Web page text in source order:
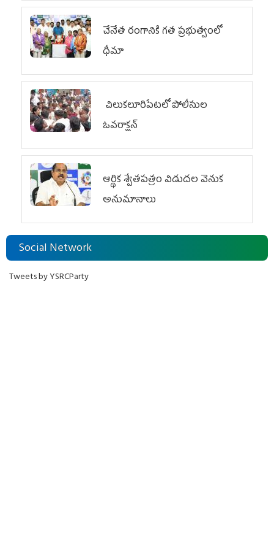
చేనేత రంగానికి గత ప్రభుత్వంలో
ధీమా
చిలుక‌లూరిపేట‌లో పోలీసుల
ఓవ‌రాక్ష‌న్‌
ఆర్థిక శ్వేతపత్రం విడుదల వెనుక
అనుమానాలు
Social Network
Tweets by YSRCParty